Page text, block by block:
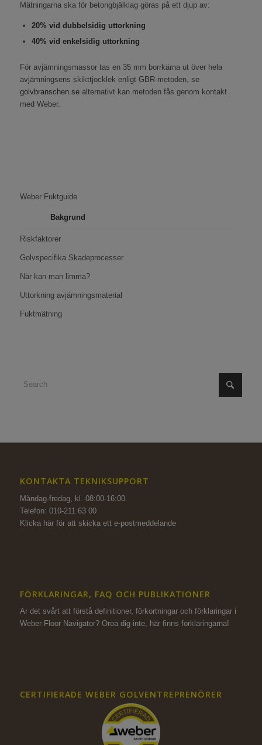
Mätningarna ska för betongbjälklag göras på ett djup av:
20% vid dubbelsidig uttorkning
40% vid enkelsidig uttorkning
För avjämningsmassor tas en 35 mm borrkärna ut över hela
avjämningsens skikttjocklek enligt GBR-metoden, se
golvbranschen.sealternativt kan metoden fås genom kontakt
med Weber.
Weber Fuktguide
Bakgrund
Riskfaktorer
Golvspecifika Skadeprocesser
När kan man limma?
Uttorkning avjämningsmaterial
Fuktmätning
KONTAKTA TEKNIKSUPPORT
Måndag-fredag, kl. 08:00-16:00.
Telefon: 010-211 63 00
Klicka här för att skicka ett e-postmeddelande
FÖRKLARINGAR, FAQ OCH PUBLIKATIONER
Är det svårt att förstå definitioner, förkortningar och förklaringar i
Weber Floor Navigator? Oroa dig inte,
här finns förklaringarna!
CERTIFIERADE WEBER GOLVENTREPRENÖRER